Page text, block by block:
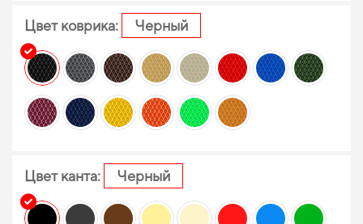
Цвет коврика: Черный
Цвет канта: Черный